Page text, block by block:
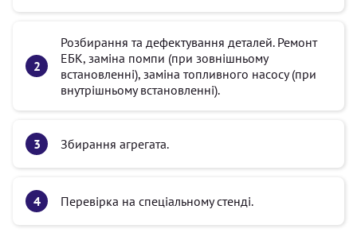
Розбирання та дефектування деталей. Ремонт
ЕБК, заміна помпи (при зовнішньому
встановленні), заміна топливного насосу (при
внутрішньому встановленні).
Збирання агрегата.
Перевірка на спеціальному стенді.